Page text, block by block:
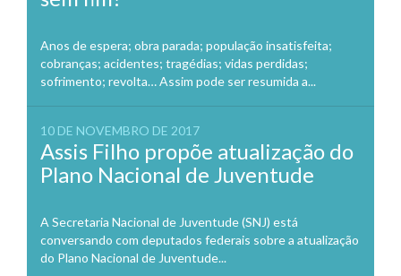
Anos de espera; obra parada; população insatisfeita;
cobranças; acidentes; tragédias; vidas perdidas;
sofrimento; revolta… Assim pode ser resumida a...
10 DE NOVEMBRO DE 2017
Assis Filho propõe atualização do
Plano Nacional de Juventude
A Secretaria Nacional de Juventude (SNJ) está
conversando com deputados federais sobre a atualização
do Plano Nacional de Juventude...